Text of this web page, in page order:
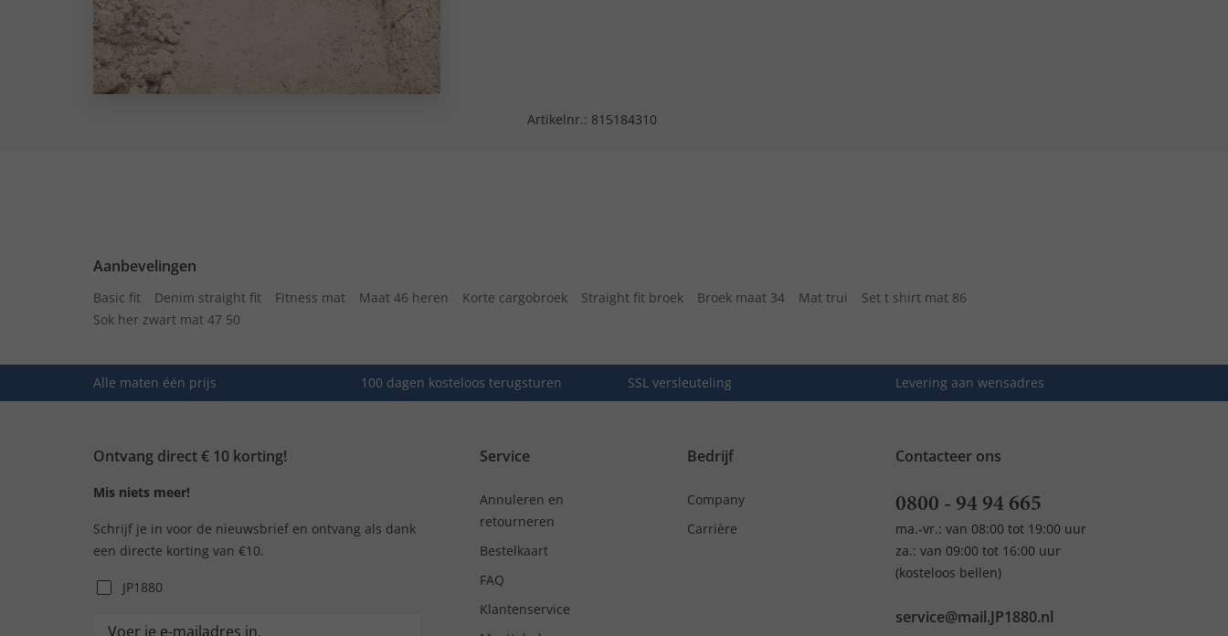
Artikelnr.: 815184310
Aanbevelingen
Basic fit Denim straight fit Fitness mat Maat 46 heren Korte cargobroek Straight fit broek Broek maat 34 Mat trui
Set t shirt mat 86
Sok her zwart mat 47 50
Alle maten één prijs 100 dagen kosteloos terugsturen SSL versleuteling Levering aan wensadres
Ontvang direct € 10 korting!
Mis niets meer!
Schrijf je in voor de nieuwsbrief en ontvang als dank
een directe korting van €10.
JP1880
Service
Annuleren en
retourneren
Bestelkaart
FAQ
Klantenservice
Bedrijf
Company
Carrière
Contacteer ons
0800 - 94 94 665
ma.-vr.: van 08:00 tot 19:00 uur
za.: van 09:00 tot 16:00 uur
(kosteloos bellen)
service@mail.JP1880.nl